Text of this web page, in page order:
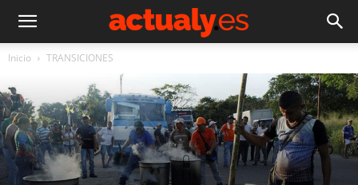
Inicio TRANSICIONES